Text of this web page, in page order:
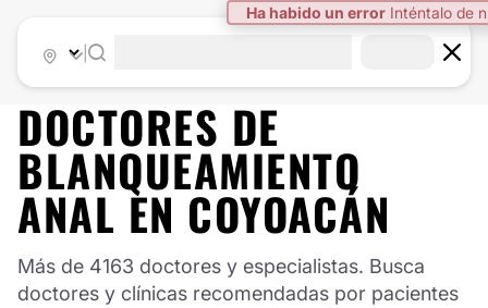
Ha habido un error Inténtalo de
DOCTORES DE
BLANQUEAMIENTO
ANAL EN COYOACÁN
Más de 4163 doctores y especialistas. Busca
doctores y clínicas recomendadas por pacientes